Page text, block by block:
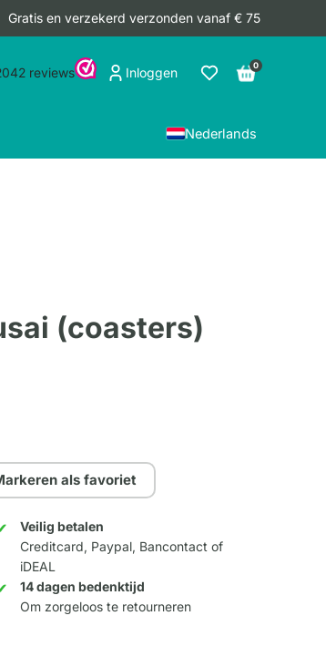
Gratis en verzekerd verzonden vanaf € 75
Inloggen 0
Nederlands
(coasters)
als favoriet
Veilig betalen
Creditcard, Paypal, Bancontact of
iDEAL
14 dagen bedenktijd
Om zorgeloos te retourneren